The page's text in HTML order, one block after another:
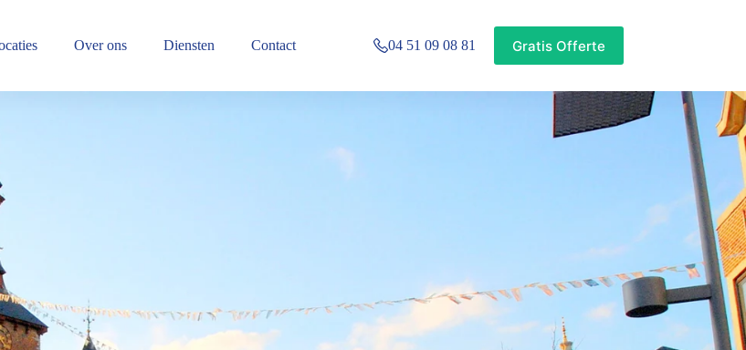
Over ons Diensten Contact 04 51 09 08 81 Gratis Offerte